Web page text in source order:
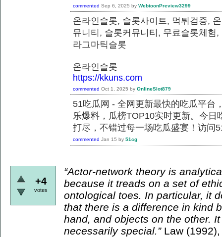
commented Sep 6, 2025 by WebtoonPreview3299
온라인슬롯, 슬롯사이트, 먹튀검증,
뮤니티, 슬롯커뮤니티, 무료슬롯체험
라그마틱슬롯
온라인슬롯
https://kkuns.com
commented Oct 1, 2025 by OnlineSlot879
51吃瓜网 - 全网更新最快的吃瓜平台
乐爆料，瓜榜TOP10实时更新。今
打尽，不错过每一场吃瓜盛宴！访问
commented Jan 15 by 51cg
+4
votes
“Actor-network theory is
because it treads on a set of
ontological toes. In particular, it
that there is a difference in kind
hand, and objects on the other.
necessarily special.” Law